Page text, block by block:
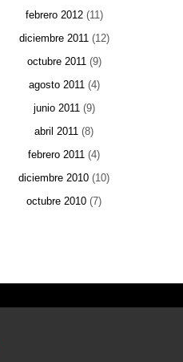
febrero 2012(11)
diciembre 2011(12)
octubre 2011(9)
agosto 2011(4)
junio 2011(9)
abril 2011 (8)
febrero 2011 (4)
diciembre 2010 (10)
octubre 2010 (7)